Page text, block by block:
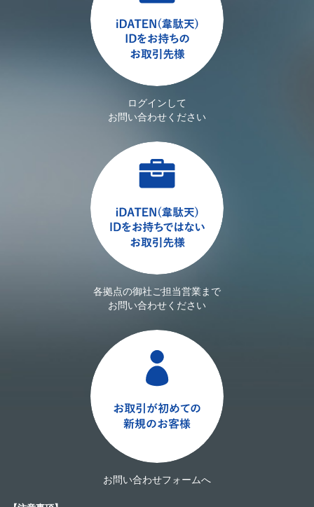
ログインして
お問い合わせください
各拠点の御社ご担当営業まで
お問い合わせください
お問い合わせフォームへ